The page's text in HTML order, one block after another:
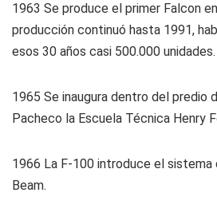
1963 Se produce el primer Falcon
producción continuó hasta 1991,
esos 30 años casi 500.000 unidades.
1965 Se inaugura dentro del predio
Pacheco la Escuela Técnica Henry
1966 La F-100 introduce el sistema
Beam.